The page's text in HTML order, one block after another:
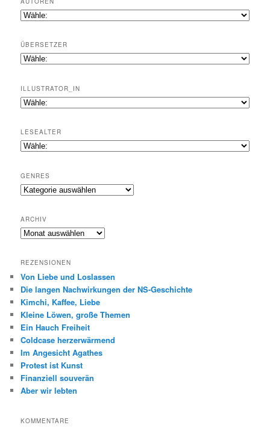
ÜBERSETZER
ILLUSTRATOR_IN
LESEALTER
GENRES
Genres
ARCHIV
Archiv
REZENSIONEN
Von Liebe und Loslassen
Die langen Nachwirkungen der NS-Geschichte
Kimchi, Kaffee, Liebe
Kleine Löwen, große Themen
Ein Hauch Freiheit
Coldcase herzerwärmend
Im Angesicht Agathes
Protest ist Kunst
Finanziell souverän
Aber wir lebten
KOMMENTARE